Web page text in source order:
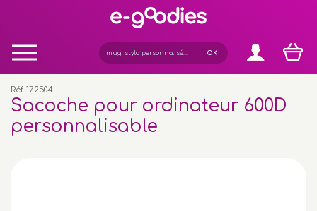
Réf. 172504
Sacoche pour ordinateur 600D
personnalisable